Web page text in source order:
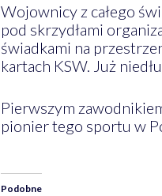
Wojownicy z całego
pod skrzydłami
świadkami na
kartach KSW. Już
Pierwszym
pionier tego sportu w
Podobne